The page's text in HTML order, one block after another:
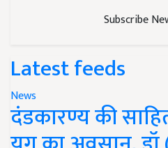
Subscribe
Latest feeds
News
दंडकारण्य की